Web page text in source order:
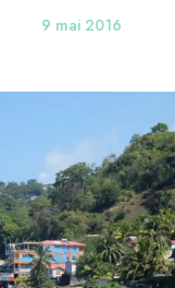
9 mai 2016